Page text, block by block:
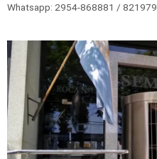
Whatsapp: 2954-868881 / 821979